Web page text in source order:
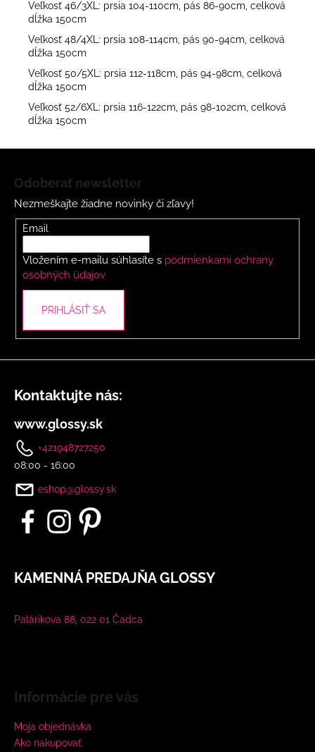
Veľkosť 46/3XL: prsia 104-110cm, pás 86-90cm, celková
dĺžka 150cm
Veľkosť 48/4XL: prsia 108-114cm, pás 90-94cm, celková
dĺžka 150cm
Veľkosť 50/5XL: prsia 112-118cm, pás 94-98cm, celková
dĺžka 150cm
Veľkosť 52/6XL: prsia 116-122cm, pás 98-102cm, celková
dĺžka 150cm
Odoberať newsletter
Nezmeškajte žiadne novinky či zľavy!
Email
Vložením e-mailu súhlasíte s podmienkami ochrany
osobných údajov
PRIHLÁSIŤ SA
Kontaktujte nás:
www.glossy.sk
+421948727250
08:00 - 16:00
eshop@glossy.sk
KAMENNÁ PREDAJŇA GLOSSY
Palárikova 88, 022 01 Čadca
Informácie pre vás
Moja objednávka
Ako nakupovať